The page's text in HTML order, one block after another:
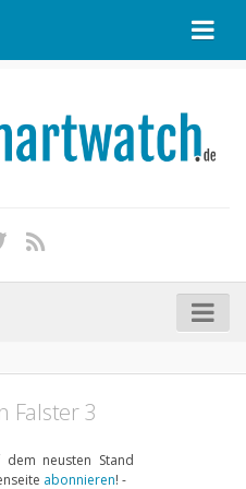
Falster 3
neusten Stand
abonnieren! -